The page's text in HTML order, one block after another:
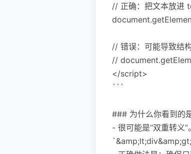
// 正确：把文本放进
// 错误：可能导致结
//
</script>
```
### 为什么你看到的是
- 很可能是“双重转